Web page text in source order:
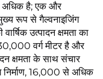
अधिक है; एक और
रूप से गैल्वनाइजिंग
उत्पादन क्षमता का
वर्ग मीटर है और
क्षमता के साथ संचार
निर्माण, 16,000 से अधिक